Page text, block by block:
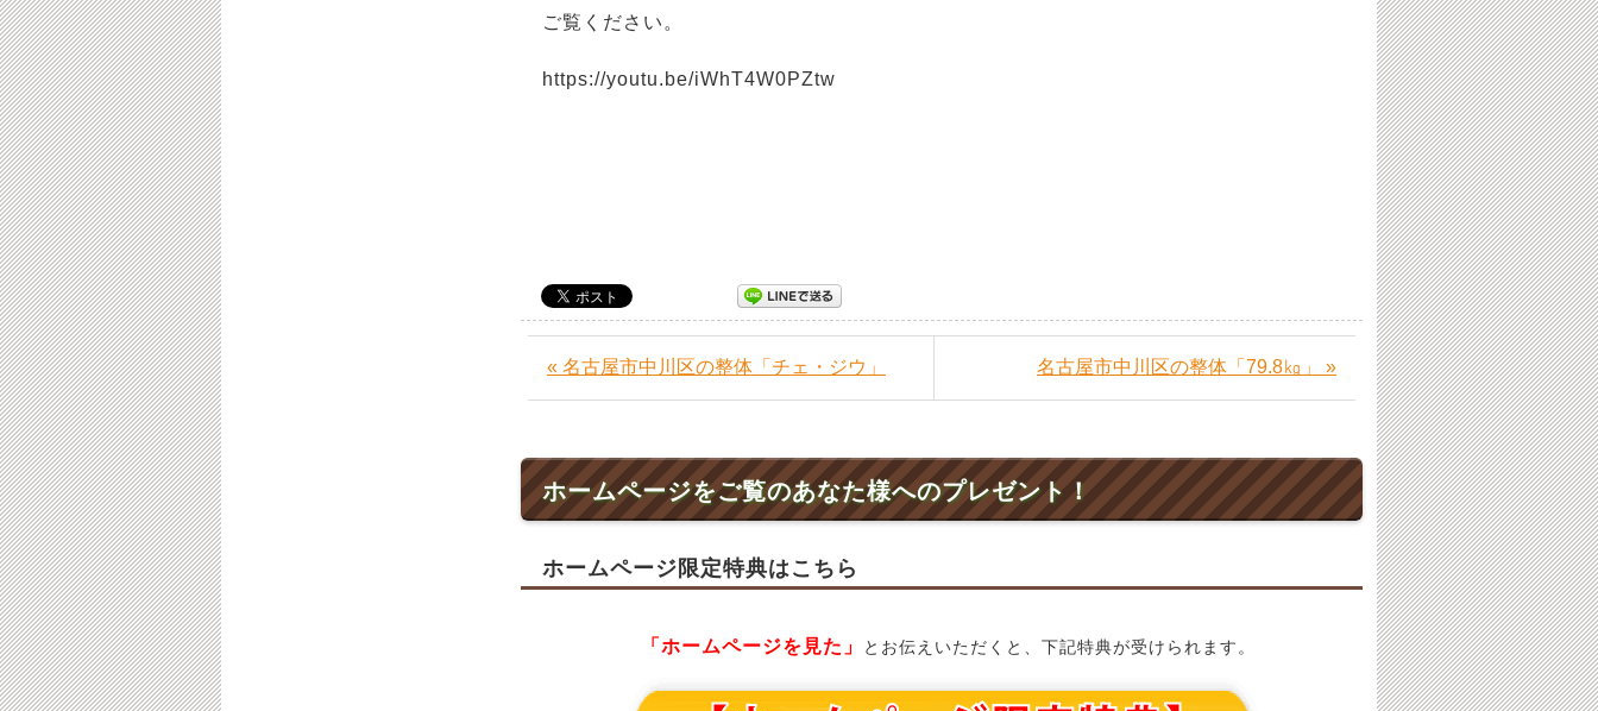
ご覧ください。
https://youtu.be/iWhT4W0PZtw
« 名古屋市中川区の整体「チェ・ジウ」 名古屋市中川区の整体「79.8㎏」 »
ホームページをご覧のあなた様へのプレゼント！
ホームページ限定特典はこちら
「ホームページを見た」 とお伝えいただくと、下記特典が受けられます。